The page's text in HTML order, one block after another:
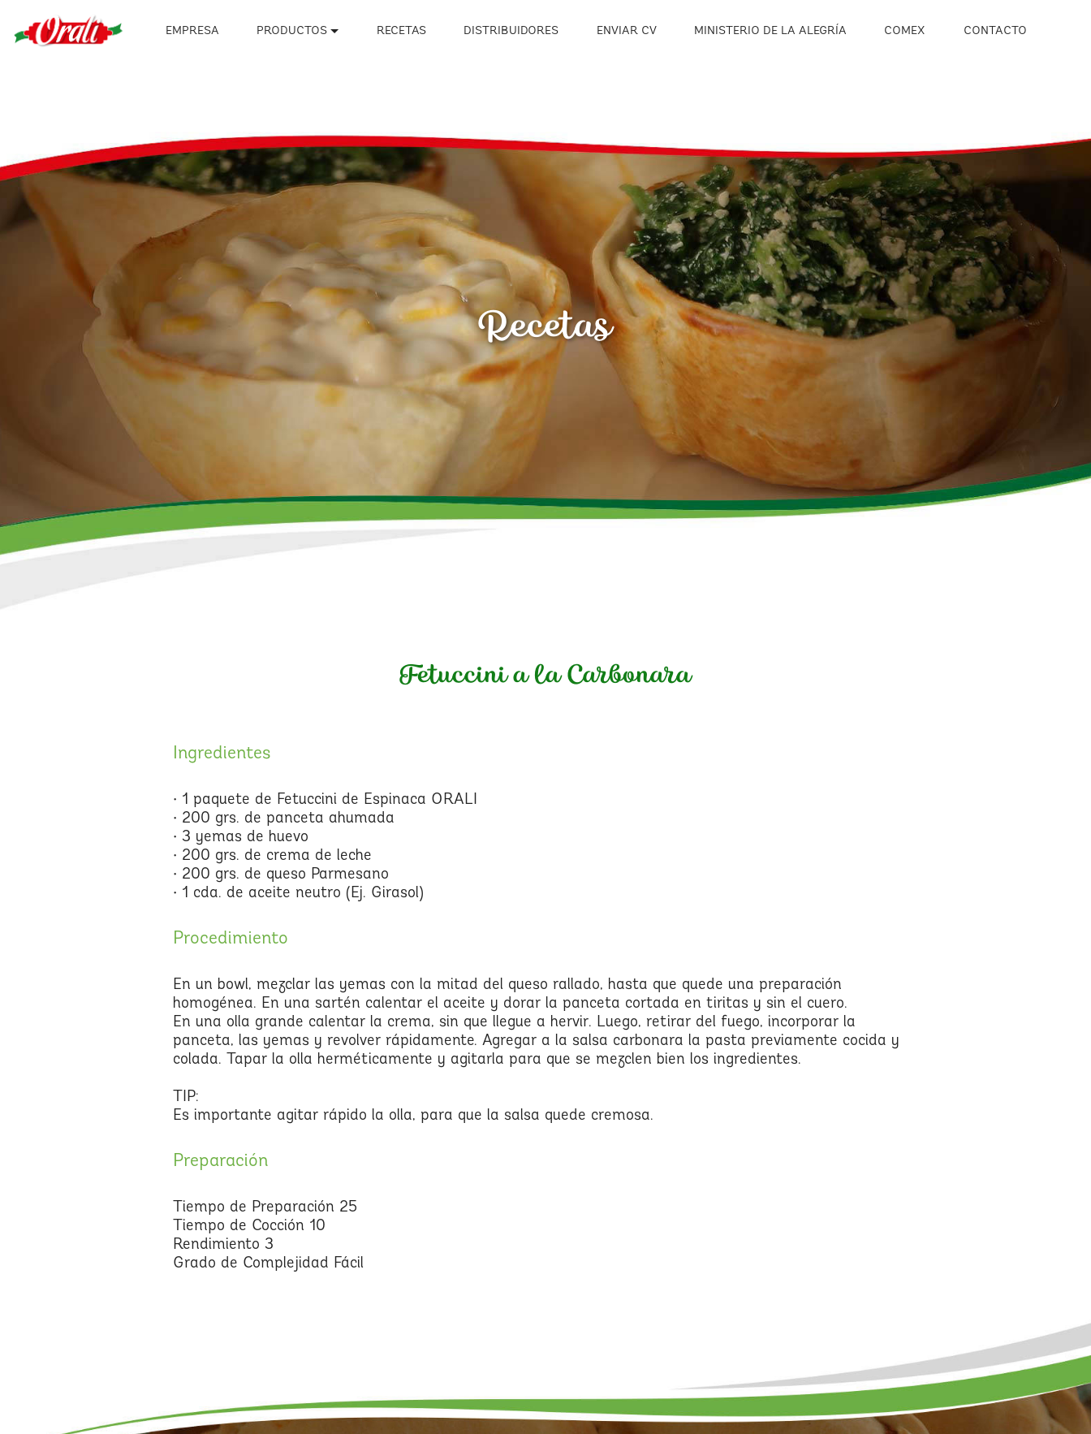
EMPRESA PRODUCTOS RECETAS DISTRIBUIDORES ENVIAR CV MINISTERIO DE LA ALEGRÍA COMEX CONTACTO
Recetas
Fetuccini a la Carbonara
Ingredientes
• 1 paquete de Fetuccini de Espinaca ORALI
• 200 grs. de panceta ahumada
• 3 yemas de huevo
• 200 grs. de crema de leche
• 200 grs. de queso Parmesano
• 1 cda. de aceite neutro (Ej. Girasol)
Procedimiento
En un bowl, mezclar las yemas con la mitad del queso rallado, hasta que quede una preparación
homogénea. En una sartén calentar el aceite y dorar la panceta cortada en tiritas y sin el cuero.
En una olla grande calentar la crema, sin que llegue a hervir. Luego, retirar del fuego, incorporar la
panceta, las yemas y revolver rápidamente. Agregar a la salsa carbonara la pasta previamente cocida y
colada. Tapar la olla herméticamente y agitarla para que se mezclen bien los ingredientes.
TIP:
Es importante agitar rápido la olla, para que la salsa quede cremosa.
Preparación
Tiempo de Preparación 25
Tiempo de Cocción 10
Rendimiento 3
Grado de Complejidad Fácil